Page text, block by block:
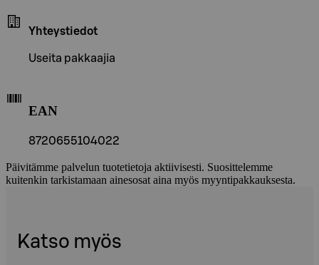
Yhteystiedot
Useita pakkaajia
EAN
8720655104022
Päivitämme palvelun tuotetietoja aktiivisesti. Suosittelemme
kuitenkin tarkistamaan ainesosat aina myös myyntipakkauksesta.
Katso myös